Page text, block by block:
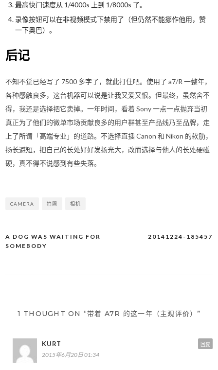
最高快门速度从 1/4000s 上到 1/8000s 了。
录像按钮可以在非视频模式下禁用了（但仍然不能挪作他用，赞
一下奥巴）。
后记
不知不觉已经写了 7500 多字了，就此打住吧。使用了 a7/R 一整年，
各种感触良多，这台机器可以说是让我又爱又恨。但最终，虽然舍不
得，我还是选择把它卖掉。一年时间，看着 Sony 一点一点抛弃当初
真正为了他们的微单市场贡献良多的用户群甚至产品线乃至品牌，走
上了所谓「高端专业」的道路。不选择直插 Canon 和 Nikon 的软肋，
扬长避短，把自己的长处好好发扬光大，改而选择与他人的长处硬碰
硬，真不得不说感到有些失落。
CAMERA 拍照 相机
文
20141224-185457
A DOG WAS WAITING FOR
SOMEBODY
1 THOUGHT ON “带着 A7R 的这一年（主观评价）”
KURT
2015年6月20日 01:34
回复